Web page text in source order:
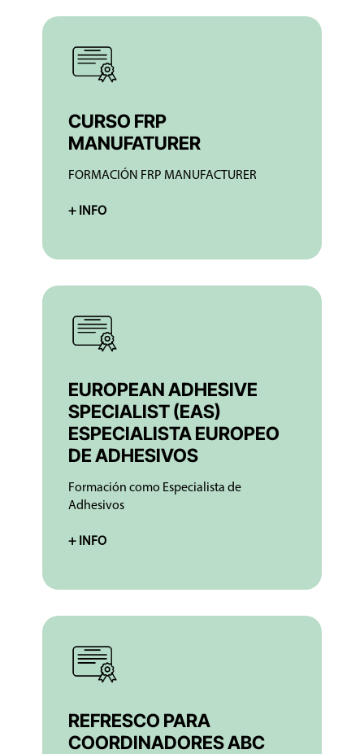
CURSO FRP
MANUFATURER
FORMACIÓN FRP MANUFACTURER
+ INFO
EUROPEAN ADHESIVE
SPECIALIST (EAS)
ESPECIALISTA EUROPEO
DE ADHESIVOS
Formación como Especialista de
Adhesivos
+ INFO
REFRESCO PARA
COORDINADORES ABC